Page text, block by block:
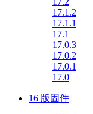
17.1.2
17.1.1
17.1
17.0.3
17.0.2
17.0.1
17.0
16 版固件